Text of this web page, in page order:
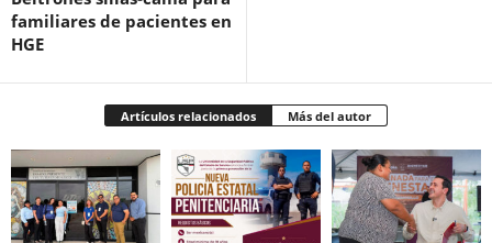
familiares de pacientes en
HGE
Artículos relacionados Más del autor